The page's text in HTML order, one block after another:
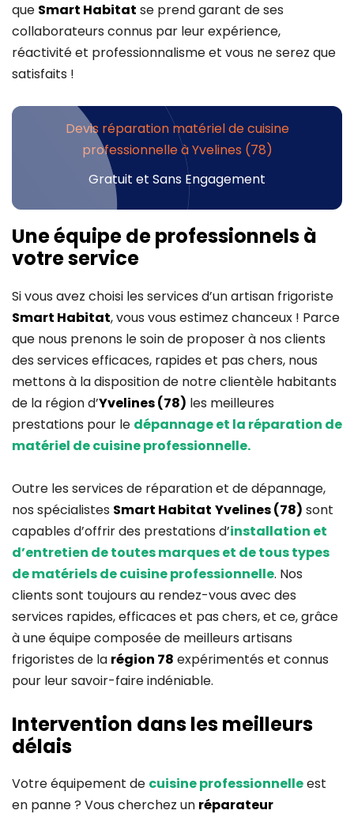
que Smart Habitat se prend garant de ses
collaborateurs connus par leur expérience,
réactivité et professionnalisme et vous ne serez que
satisfaits !
Devis réparation matériel de cuisine
professionnelle à Yvelines (78)
Gratuit et Sans Engagement
Une équipe de professionnels à
votre service
Si vous avez choisi les services d’un artisan frigoriste
Smart Habitat, vous vous estimez chanceux ! Parce
que nous prenons le soin de proposer à nos clients
des services efficaces, rapides et pas chers, nous
mettons à la disposition de notre clientèle habitants
de la région d’Yvelines (78) les meilleures
prestations pour le dépannage et la réparation de
matériel de cuisine professionnelle.
Outre les services de réparation et de dépannage,
nos spécialistes Smart Habitat Yvelines (78) sont
capables d’offrir des prestations d’installation et
d’entretien de toutes marques et de tous types
de matériels de cuisine professionnelle. Nos
clients sont toujours au rendez-vous avec des
services rapides, efficaces et pas chers, et ce, grâce
à une équipe composée de meilleurs artisans
frigoristes de la région 78 expérimentés et connus
pour leur savoir-faire indéniable.
Intervention dans les meilleurs
délais
Votre équipement de cuisine professionnelleest
en panne ? Vous cherchez un réparateur